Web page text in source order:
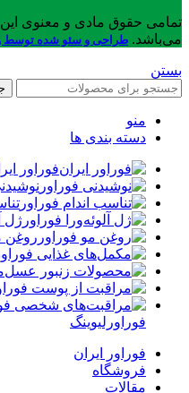
تمامی حقوق مادی و معنوی این
می‌باشد. طراحی و سئو شده توسط
بستن
منو
دسته بندی ها
فوراور
ژل
روغن
فوراورلیوینگ
فوراور ایران
فروشگاه
مقالات